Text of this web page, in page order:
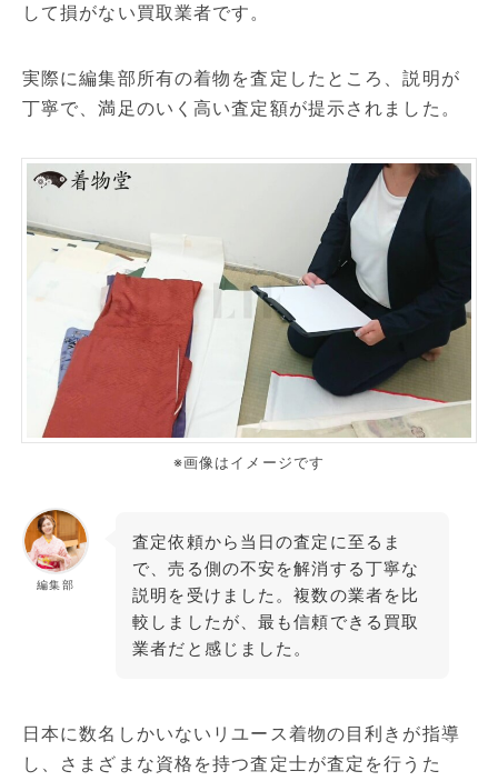
して損がない買取業者です。
実際に編集部所有の着物を査定したところ、説明が
丁寧で、満足のいく高い査定額が提示されました。
※画像はイメージです
編集部
査定依頼から当日の査定に至るま
で、売る側の不安を解消する丁寧な
説明を受けました。複数の業者を比
較しましたが、最も信頼できる買取
業者だと感じました。
日本に数名しかいないリユース着物の目利きが指導
し、さまざまな資格を持つ査定士が査定を行うた